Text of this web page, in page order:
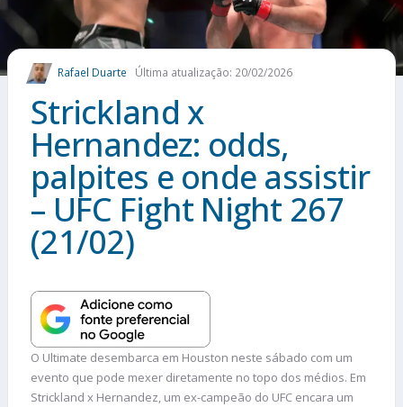
COMO APOSTAR
MAIS ESPORTES
Rafael Duarte Última atualização: 20/02/2026
Strickland x
Hernandez: odds,
palpites e onde assistir
– UFC Fight Night 267
(21/02)
O Ultimate desembarca em Houston neste sábado com um
evento que pode mexer diretamente no topo dos médios. Em
Strickland x Hernandez, um ex-campeão do UFC encara um